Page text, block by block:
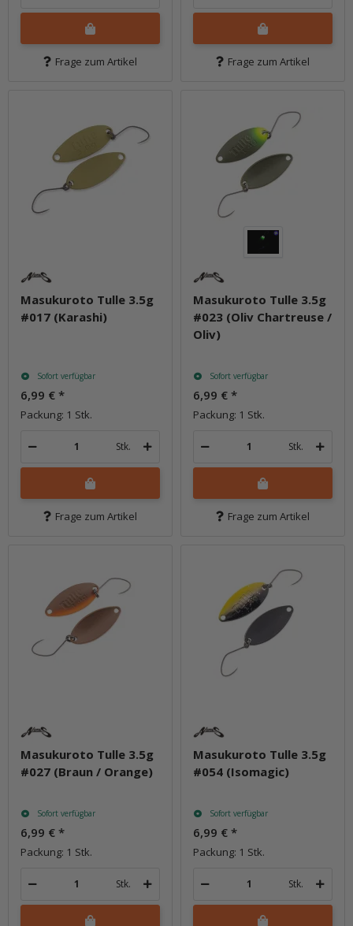
Frage zum Artikel Frage zum Artikel
Masukuroto Tulle 3.5g
#017 (Karashi)
Sofort verfügbar
6,99 € *
Packung: 1 Stk.
Stk.
Frage zum Artikel
Masukuroto Tulle 3.5g
#023 (Oliv Chartreuse /
Oliv)
Sofort verfügbar
6,99 € *
Packung: 1 Stk.
Stk.
Frage zum Artikel
Masukuroto Tulle 3.5g
#027 (Braun / Orange)
Sofort verfügbar
6,99 € *
Packung: 1 Stk.
Stk.
Masukuroto Tulle 3.5g
#054 (Isomagic)
Sofort verfügbar
6,99 € *
Packung: 1 Stk.
Stk.